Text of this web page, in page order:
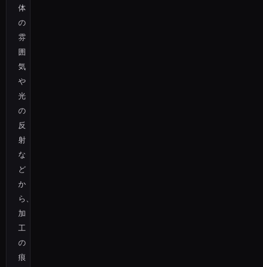
体
の
雰
囲
気
や
光
の
反
射
な
ど
か
ら、
加
工
の
痕